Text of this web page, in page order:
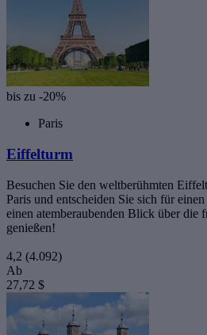
bis zu -20%
Paris
Eiffelturm
Besuchen Sie den weltberühmten
Paris und entscheiden Sie sich für
einen atemberaubenden Blick über die
genießen!
4,2 (4.092)
Ab
27,72 $